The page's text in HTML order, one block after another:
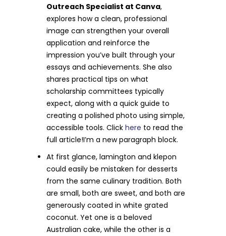
Outreach Specialist at Canva,
explores how a clean, professional
image can strengthen your overall
application and reinforce the
impression you’ve built through your
essays and achievements. She also
shares practical tips on what
scholarship committees typically
expect, along with a quick guide to
creating a polished photo using simple,
accessible tools. Clickhere to read the
full article!I’m a new paragraph block.
At first glance, lamington and klepon
could easily be mistaken for desserts
from the same culinary tradition. Both
are small, both are sweet, and both are
generously coated in white grated
coconut. Yet one is a beloved
Australian cake, while the other is a